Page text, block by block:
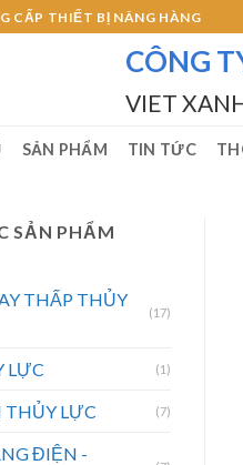
CẤP THIẾT BỊ NÂNG HÀNG
CÔNG
VIET
SẢN PHẨM TIN TỨC
SẢN PHẨM
THẤP THỦY
(17)
LỰC (1)
THỦY LỰC (7)
ĐIỆN -